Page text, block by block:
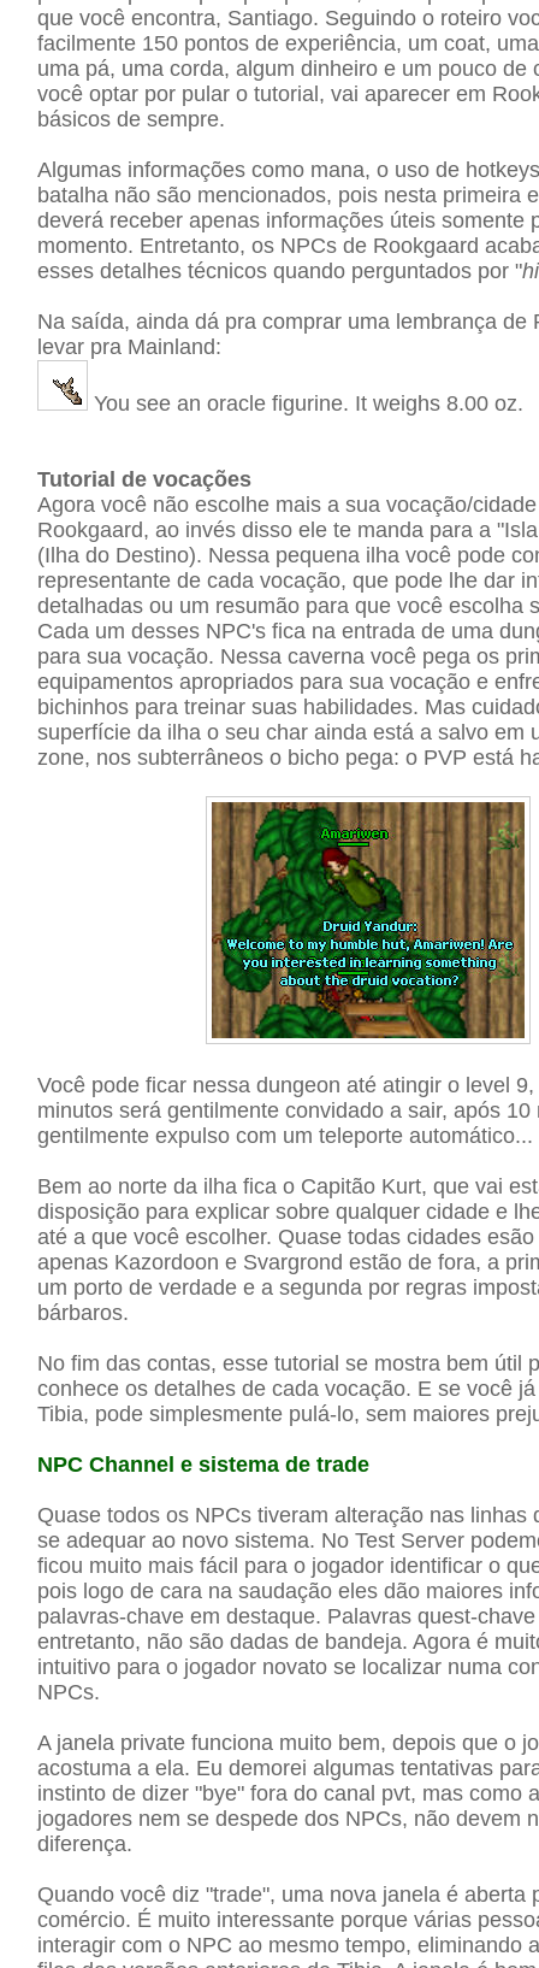
que você encontra, Santiago. Seguindo o roteiro
facilmente 150 pontos de experiência, um coat,
uma pá, uma corda, algum dinheiro e um pouco de
você optar por pular o tutorial, vai aparecer em
básicos de sempre.
Algumas informações como mana, o uso de
batalha não são mencionados, pois nesta primeira
deverá receber apenas informações úteis somente
momento. Entretanto, os NPCs de Rookgaard
esses detalhes técnicos quando perguntados por "
Na saída, ainda dá pra comprar uma lembrança de
levar pra Mainland:
You see an oracle figurine. It weighs 8.00 oz.
Tutorial de vocações
Agora você não escolhe mais a sua vocação/
Rookgaard, ao invés disso ele te manda para a
(Ilha do Destino). Nessa pequena ilha você pode
representante de cada vocação, que pode lhe dar
detalhadas ou um resumão para que você escolha
Cada um desses NPC's fica na entrada de uma
para sua vocação. Nessa caverna você pega os
equipamentos apropriados para sua vocação e
bichinhos para treinar suas habilidades. Mas
superfície da ilha o seu char ainda está a salvo em
zone, nos subterrâneos o bicho pega: o PVP está
Você pode ficar nessa dungeon até atingir o level
minutos será gentilmente convidado a sair, após 10
gentilmente expulso com um teleporte automático...
Bem ao norte da ilha fica o Capitão Kurt, que vai
disposição para explicar sobre qualquer cidade e
até a que você escolher. Quase todas cidades
apenas Kazordoon e Svargrond estão de fora, a
um porto de verdade e a segunda por regras
bárbaros.
No fim das contas, esse tutorial se mostra bem útil
conhece os detalhes de cada vocação. E se você
Tibia, pode simplesmente pulá-lo, sem maiores
NPC Channel e sistema de trade
Quase todos os NPCs tiveram alteração nas linhas
se adequar ao novo sistema. No Test Server
ficou muito mais fácil para o jogador identificar o
pois logo de cara na saudação eles dão maiores
palavras-chave em destaque. Palavras quest-
entretanto, não são dadas de bandeja. Agora é
intuitivo para o jogador novato se localizar numa
NPCs.
A janela private funciona muito bem, depois que o
acostuma a ela. Eu demorei algumas tentativas
instinto de dizer "bye" fora do canal pvt, mas como
jogadores nem se despede dos NPCs, não devem
diferença.
Quando você diz "trade", uma nova janela é aberta
comércio. É muito interessante porque várias
interagir com o NPC ao mesmo tempo, eliminando